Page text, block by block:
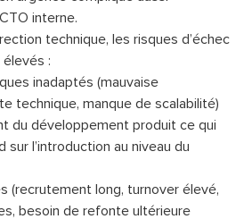
CTO interne.
technique, les risques d’échec
:
inadaptés (mauvaise
technique, manque de scalabilité)
du développement produit ce qui
sur l’introduction au niveau du
(recrutement long, turnover élevé,
besoin de refonte ultérieure